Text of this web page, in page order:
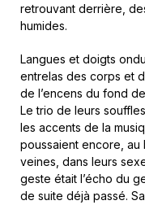
retrouvant derrière,
humides.
Langues et doigts
entrelas des corps et
de l’encens du fond
Le trio de leurs
les accents de la
poussaient encore, au
veines, dans leurs
geste était l’écho du
de suite déjà passé.